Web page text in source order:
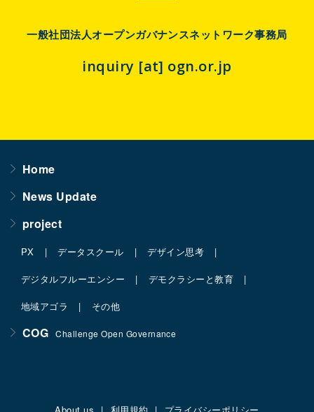
一般社団法人オープンガバナンスネットワーク事務局
inquiry [at] ogn.or.jp
Home
News Update
project
PX データスクール デザイン思考
デジタルフルーエンシー デモクラシーと教育
地域アゴラ その他
COG Challenge Open Governance